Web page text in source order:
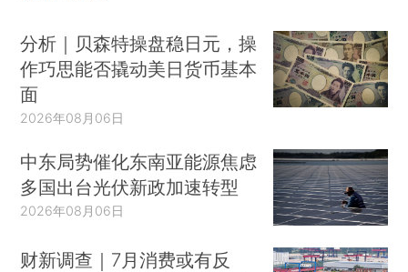
分析｜贝森特操盘稳日元，操
作巧思能否撬动美日货币基本
面
2026年08月06日
中东局势催化东南亚能源焦虑
多国出台光伏新政加速转型
2026年08月06日
财新调查｜7月消费或有反